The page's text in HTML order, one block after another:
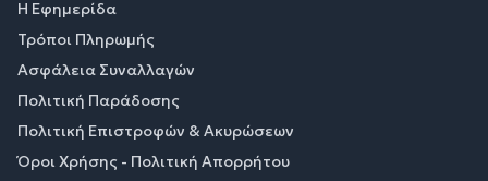
Η Εφημερίδα
Τρόποι Πληρωμής
Ασφάλεια Συναλλαγών
Πολιτική Παράδοσης
Πολιτική Επιστροφών & Ακυρώσεων
Όροι Χρήσης - Πολιτική Απορρήτου